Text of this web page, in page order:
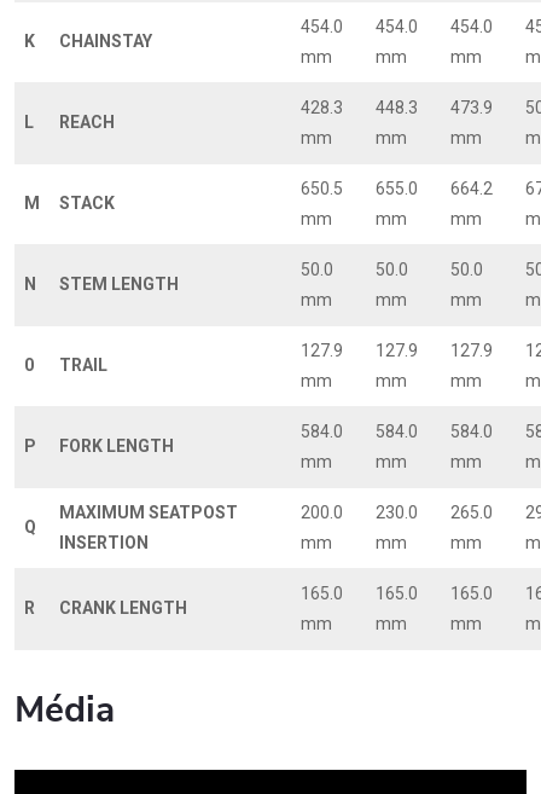
K CHAINSTAY
454.0
mm
454.0
mm
454.0
mm
L REACH
428.3
mm
448.3
mm
473.9
mm
M STACK
650.5
mm
655.0
mm
664.2
mm
N STEM LENGTH
50.0
mm
50.0
mm
50.0
mm
0 TRAIL
127.9
mm
127.9
mm
127.9
mm
P FORK LENGTH
584.0
mm
584.0
mm
584.0
mm
Q
MAXIMUM SEATPOST
INSERTION
200.0
mm
230.0
mm
265.0
mm
R CRANK LENGTH
165.0
mm
165.0
mm
165.0
mm
Média